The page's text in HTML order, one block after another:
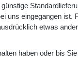
uns eingegangen
etwas
haben oder bis